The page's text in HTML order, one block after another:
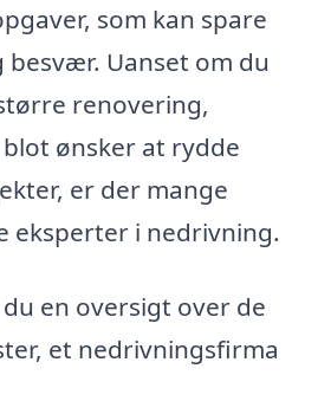
som kan spare
Uanset om du
renovering,
ønsker at rydde
er der mange
eksperter i nedrivning.
en oversigt over de
et nedrivningsfirma